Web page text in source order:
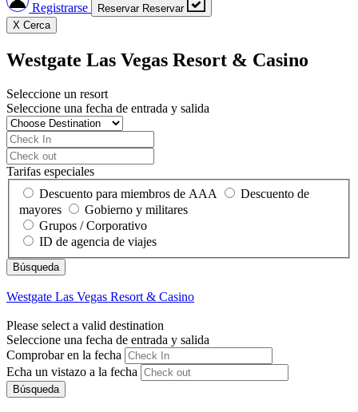
Registrarse Reservar Reservar
X Cerca
Westgate Las Vegas Resort & Casino
Seleccione un resort
Seleccione una fecha de entrada y salida
Tarifas especiales
Descuento para miembros de AAA
Descuento de
mayores
Gobierno y militares
Grupos / Corporativo
ID de agencia de viajes
Westgate Las Vegas Resort & Casino
Please select a valid destination
Seleccione una fecha de entrada y salida
Comprobar en la fecha
Echa un vistazo a la fecha
Búsqueda